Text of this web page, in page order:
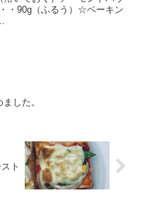
・90g（ふるう）☆ベーキン
した。
ト